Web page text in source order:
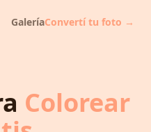
GaleríaConvertí tu foto →
Colorear